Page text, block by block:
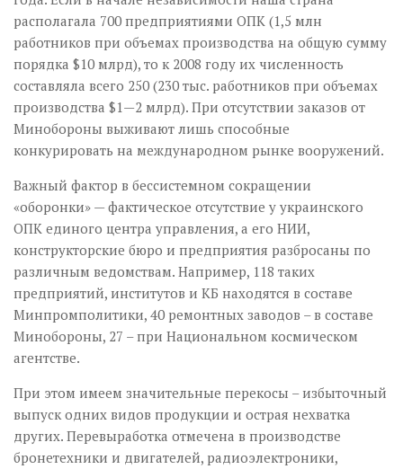
располагала 700 предприятиями ОПК (1,5 млн
работников при объемах производства на общую сумму
порядка $10 млрд), то к 2008 году их численность
составляла всего 250 (230 тыс. работников при объемах
производства $1—2 млрд). При отсутствии заказов от
Минобороны выживают лишь способные
конкурировать на международном рынке вооружений.
Важный фактор в бессистемном сокращении
«оборонки» — фактическое отсутствие у украинского
ОПК единого центра управления, а его НИИ,
конструкторские бюро и предприятия разбросаны по
различным ведомствам. Например, 118 таких
предприятий, институтов и КБ находятся в составе
Минпромполитики, 40 ремонтных заводов – в составе
Минобороны, 27 – при Национальном космическом
агентстве.
При этом имеем значительные перекосы – избыточный
выпуск одних видов продукции и острая нехватка
других. Перевыработка отмечена в производстве
бронетехники и двигателей, радиоэлектроники,